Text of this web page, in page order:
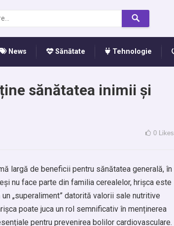
News Sănătate Tehnologie
sănătatea inimii și
0 Likes
largă de beneficii pentru sănătatea generală, în
nu face parte din familia cerealelor, hrișca este
„superaliment” datorită valorii sale nutritive
poate juca un rol semnificativ în menținerea
pentru prevenirea bolilor cardiovasculare.